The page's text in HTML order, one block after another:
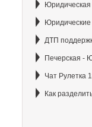
Юридическая
Юридические
ДТП
Печерская -
Чат Рулетка
Как